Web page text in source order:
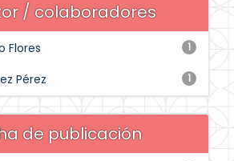
/ colaboradores
1
Flores
1
Pérez
de publicación